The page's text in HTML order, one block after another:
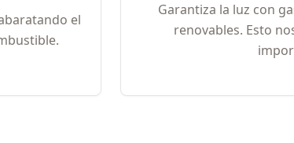
el
Garantiza la luz con
renovables. Esto